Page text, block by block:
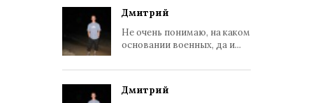
Дмитрий
Не очень понимаю, на каком
основании военных, да и...
Дмитрий